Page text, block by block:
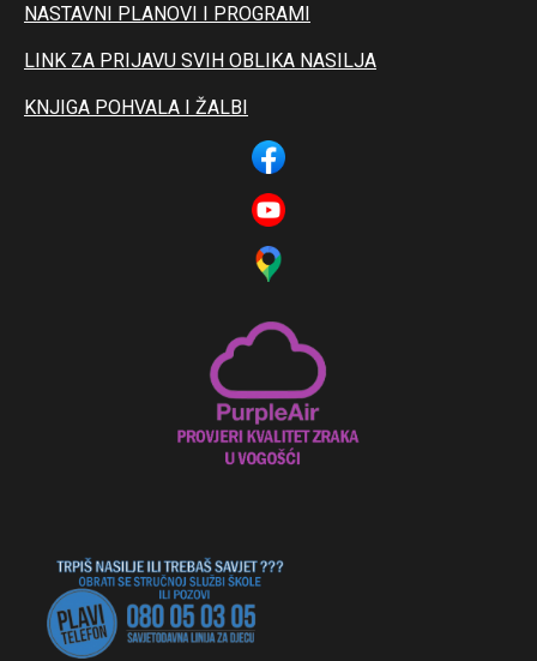
NASTAVNI PLANOVI I PROGRAMI
LINK ZA PRIJAVU SVIH OBLIKA NASILJA
KNJIGA POHVALA I ŽALBI